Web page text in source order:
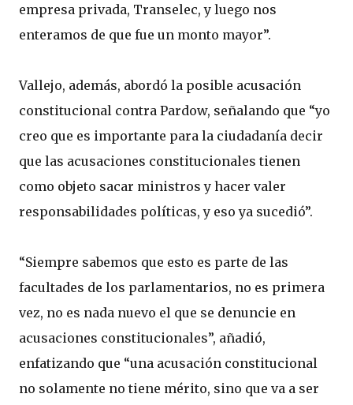
empresa privada, Transelec, y luego nos
enteramos de que fue un monto mayor”.
Vallejo, además, abordó la posible acusación
constitucional contra Pardow, señalando que “yo
creo que es importante para la ciudadanía decir
que las acusaciones constitucionales tienen
como objeto sacar ministros y hacer valer
responsabilidades políticas, y eso ya sucedió”.
“Siempre sabemos que esto es parte de las
facultades de los parlamentarios, no es primera
vez, no es nada nuevo el que se denuncie en
acusaciones constitucionales”, añadió,
enfatizando que “una acusación constitucional
no solamente no tiene mérito, sino que va a ser